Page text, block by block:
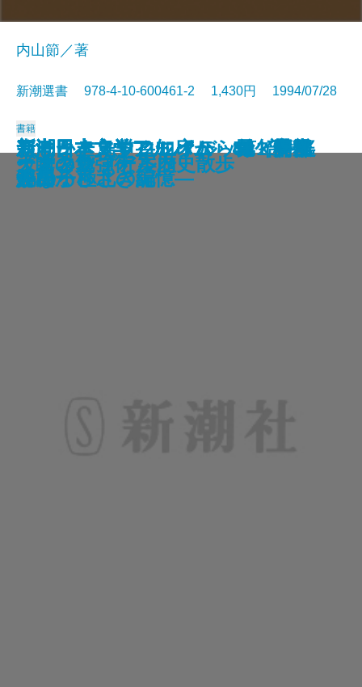
新潮日本文学アルバム 49 松本
清張
井上ひさし全芝居 その五
科学者とは何か
新潮日本文学アルバム 38 高浜
虚子
ホリー・ガーデン
井上ひさし全芝居 その四
ギリシア神話〈新装版〉
新潮日本文学アルバム 43 横光
利一
勝者の混迷―ローマ人の物語III―
森にかよう道―知床から屋久島ま
で―
内山節／著
新潮選書 978-4-10-600461-2 1,430円 1994/07/28
書籍
一瞬の夏
新潮日本文学アルバム 44 岡本
かの子
天才の勉強術
アークティック・オデッセイ―遙
かなる極北の記憶―
新潮日本文学アルバム 46 井伏
鱒二
ヴェネツィア案内
イスタンブール歴史散歩
新潮日本文学アルバム 37 中里
介山
新潮日本文学アルバム 51 安部
公房
ねじまき鳥クロニクル 第1部
泥棒かささぎ編